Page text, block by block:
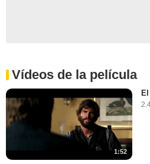
Vídeos de la película
1:52
El